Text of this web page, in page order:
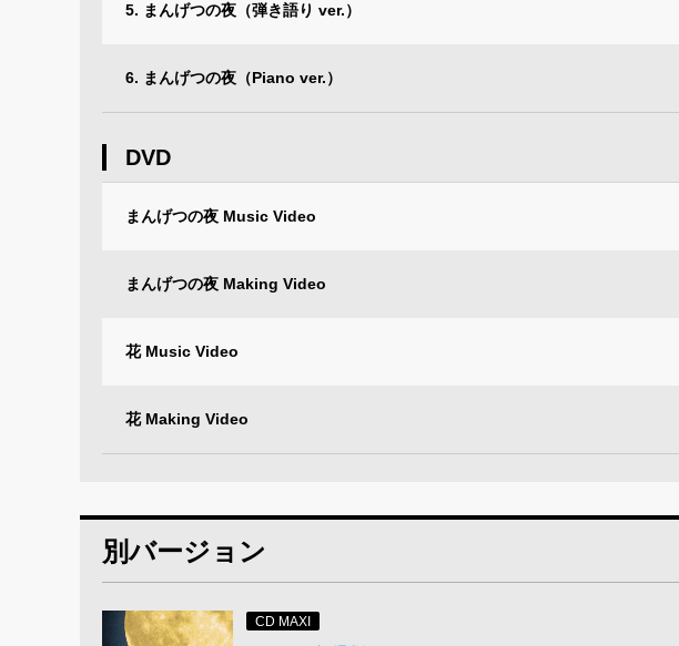
5. まんげつの夜（弾き語り ver.）
6. まんげつの夜（Piano ver.）
DVD
まんげつの夜 Music Video
まんげつの夜 Making Video
花 Music Video
花 Making Video
別バージョン
CD MAXI